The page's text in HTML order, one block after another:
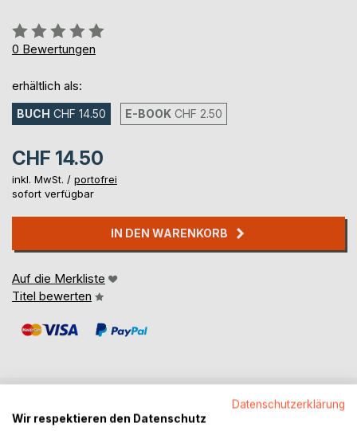
Bewertung::
0%
0 Bewertungen
erhältlich als:
BUCH CHF 14.50 E-BOOK CHF 2.50
CHF 14.50
inkl. MwSt. / portofrei
sofort verfügbar
IN DEN WARENKORB
Auf die Merkliste
Titel bewerten
BESCHREIBUNG
Datenschutzerklärung
Wir respektieren den Datenschutz